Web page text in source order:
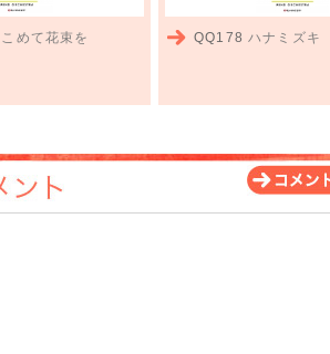
めて花束を QQ178ハナミズキ
ト